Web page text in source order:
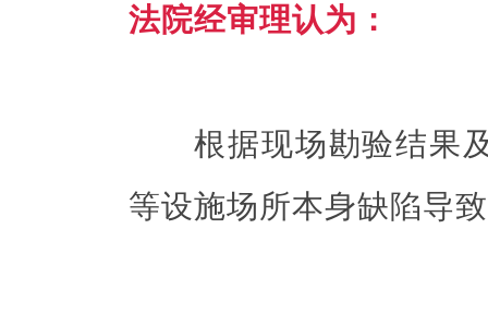
法院经审理认为：
根据现场勘验结果及
等设施场所本身缺陷导